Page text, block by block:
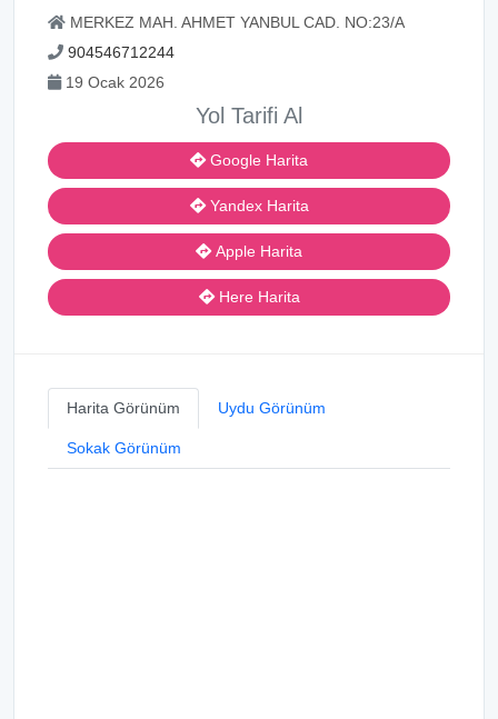
MERKEZ MAH. AHMET YANBUL CAD. NO:23/A
904546712244
19 Ocak 2026
Yol Tarifi Al
Google Harita
Yandex Harita
Apple Harita
Here Harita
Harita Görünüm Uydu Görünüm
Sokak Görünüm